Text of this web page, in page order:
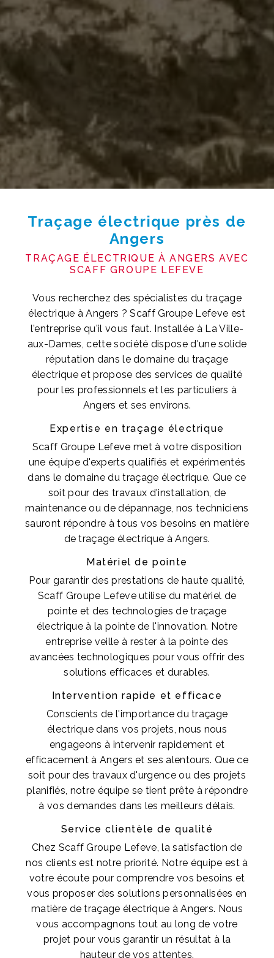
Traçage électrique près de
Angers
TRAÇAGE ÉLECTRIQUE À ANGERS AVEC
SCAFF GROUPE LEFEVE
Vous recherchez des spécialistes du traçage
électrique à Angers ? Scaff Groupe Lefeve est
l'entreprise qu'il vous faut. Installée à La Ville-
aux-Dames, cette société dispose d'une solide
réputation dans le domaine du traçage
électrique et propose des services de qualité
pour les professionnels et les particuliers à
Angers et ses environs.
Expertise en traçage électrique
Scaff Groupe Lefeve met à votre disposition
une équipe d'experts qualifiés et expérimentés
dans le domaine du traçage électrique. Que ce
soit pour des travaux d'installation, de
maintenance ou de dépannage, nos techniciens
sauront répondre à tous vos besoins en matière
de traçage électrique à Angers.
Matériel de pointe
Pour garantir des prestations de haute qualité,
Scaff Groupe Lefeve utilise du matériel de
pointe et des technologies de traçage
électrique à la pointe de l'innovation. Notre
entreprise veille à rester à la pointe des
avancées technologiques pour vous offrir des
solutions efficaces et durables.
Intervention rapide et efficace
Conscients de l'importance du traçage
électrique dans vos projets, nous nous
engageons à intervenir rapidement et
efficacement à Angers et ses alentours. Que ce
soit pour des travaux d'urgence ou des projets
planifiés, notre équipe se tient prête à répondre
à vos demandes dans les meilleurs délais.
Service clientèle de qualité
Chez Scaff Groupe Lefeve, la satisfaction de
nos clients est notre priorité. Notre équipe est à
votre écoute pour comprendre vos besoins et
vous proposer des solutions personnalisées en
matière de traçage électrique à Angers. Nous
vous accompagnons tout au long de votre
projet pour vous garantir un résultat à la
hauteur de vos attentes.